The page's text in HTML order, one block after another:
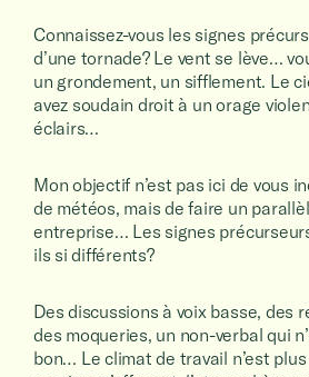
Connaissez-vous les signes
d’une tornade? Le vent se lève…
un grondement, un sifflement. Le
avez soudain droit à un orage
éclairs…
Mon objectif n’est pas ici de vous
de météos, mais de faire un
entreprise… Les signes
ils si différents?
Des discussions à voix basse, des
des moqueries, un non-verbal qui
bon… Le climat de travail n’est